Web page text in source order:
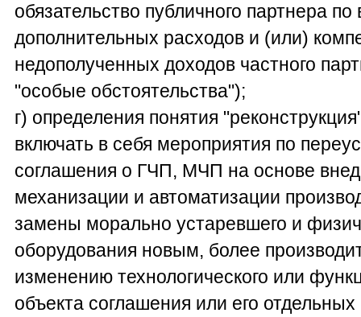
обязательство публичного партнера
дополнительных расходов и (или)
недополученных доходов частного
"особые обстоятельства");
г) определения понятия
включать в себя мероприятия по
соглашения о ГЧП, МЧП на основе
механизации и автоматизации
замены морально устаревшего и
оборудования новым, более
изменению технологического или
объекта соглашения или его